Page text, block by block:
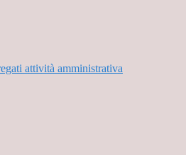
attività amministrativa